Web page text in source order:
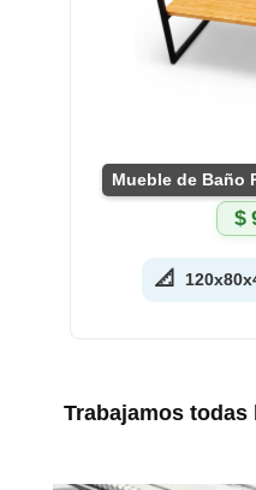
$
📐
Trabajamos